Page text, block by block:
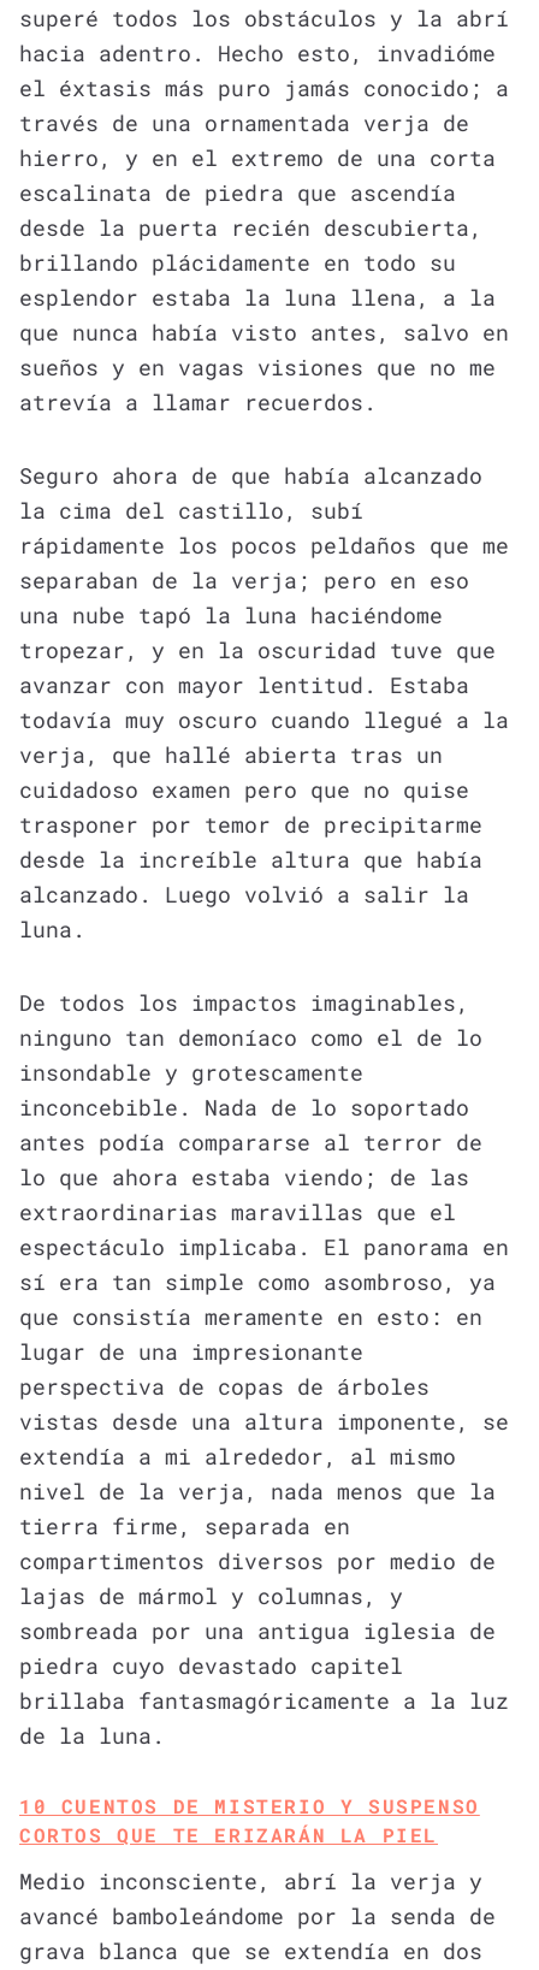
superé todos los obstáculos y la abrí
hacia adentro. Hecho esto, invadióme
el éxtasis más puro jamás conocido; a
través de una ornamentada verja de
hierro, y en el extremo de una corta
escalinata de piedra que ascendía
desde la puerta recién descubierta,
brillando plácidamente en todo su
esplendor estaba la luna llena, a la
que nunca había visto antes, salvo en
sueños y en vagas visiones que no me
atrevía a llamar recuerdos.
Seguro ahora de que había alcanzado
la cima del castillo, subí
rápidamente los pocos peldaños que me
separaban de la verja; pero en eso
una nube tapó la luna haciéndome
tropezar, y en la oscuridad tuve que
avanzar con mayor lentitud. Estaba
todavía muy oscuro cuando llegué a la
verja, que hallé abierta tras un
cuidadoso examen pero que no quise
trasponer por temor de precipitarme
desde la increíble altura que había
alcanzado. Luego volvió a salir la
luna.
De todos los impactos imaginables,
ninguno tan demoníaco como el de lo
insondable y grotescamente
inconcebible. Nada de lo soportado
antes podía compararse al terror de
lo que ahora estaba viendo; de las
extraordinarias maravillas que el
espectáculo implicaba. El panorama en
sí era tan simple como asombroso, ya
que consistía meramente en esto: en
lugar de una impresionante
perspectiva de copas de árboles
vistas desde una altura imponente, se
extendía a mi alrededor, al mismo
nivel de la verja, nada menos que la
tierra firme, separada en
compartimentos diversos por medio de
lajas de mármol y columnas, y
sombreada por una antigua iglesia de
piedra cuyo devastado capitel
brillaba fantasmagóricamente a la luz
de la luna.
10 CUENTOS DE MISTERIO Y SUSPENSO
CORTOS QUE TE ERIZARÁN LA PIEL
Medio inconsciente, abrí la verja y
avancé bamboleándome por la senda de
grava blanca que se extendía en dos